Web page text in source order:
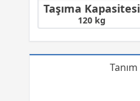
Taşıma Kapasitesi
120 kg
Tanım